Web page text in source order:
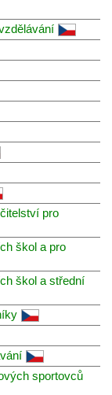
pro
škol a pro
škol a střední
sportovců